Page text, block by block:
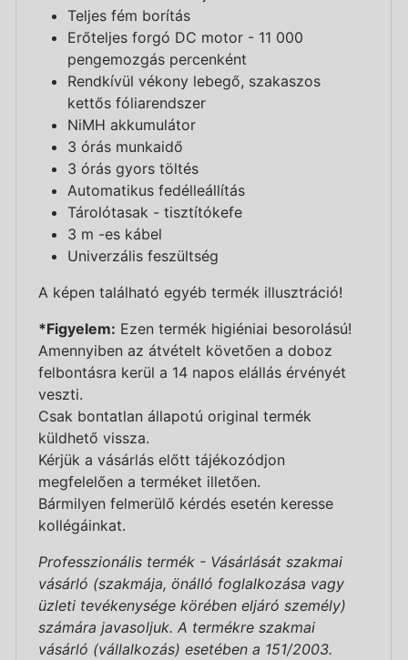
Teljes fém borítás
Erőteljes forgó DC motor - 11 000
pengemozgás percenként
Rendkívül vékony lebegő, szakaszos
kettős fóliarendszer
NiMH akkumulátor
3 órás munkaidő
3 órás gyors töltés
Automatikus fedélleállítás
Tárolótasak - tisztítókefe
3 m -es kábel
Univerzális feszültség
A képen található egyéb termék illusztráció!
*Figyelem: Ezen termék higiéniai besorolású!
Amennyiben az átvételt követően a doboz
felbontásra kerül a 14 napos elállás érvényét
veszti.
Csak bontatlan állapotú original termék
küldhető vissza.
Kérjük a vásárlás előtt tájékozódjon
megfelelően a terméket illetően.
Bármilyen felmerülő kérdés esetén keresse
kollégáinkat.
Professzionális termék - Vásárlását szakmai
vásárló (szakmája, önálló foglalkozása vagy
üzleti tevékenysége körében eljáró személy)
számára javasoljuk. A termékre szakmai
vásárló (vállalkozás) esetében a 151/2003.